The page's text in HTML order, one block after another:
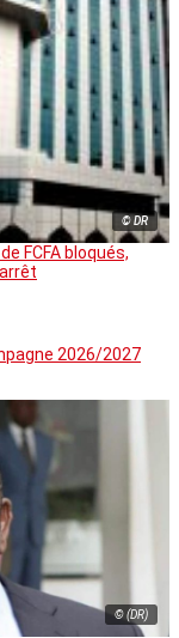
© DR
FCFA bloqués,
2026/2027
© (DR)